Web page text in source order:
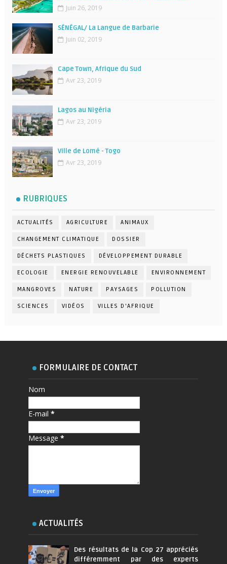
Juin 26, 2019
SÉNÉGAL/ La Langue de Barbarie
Juin 02, 2019
Cape Town, Afrique du Sud
Avr 23, 2019
Lagos au Nigéria
Avr 23, 2019
Ville de Lomé - Togo
Avr 23, 2019
RUBRIQUES
ACTUALITÉS AGRICULTURE ANIMAUX
CHANGEMENT CLIMATIQUE DOSSIER
DÉCHETS PLASTIQUES DÉVELOPPEMENT DURABLE
ECOLOGIE ENERGIE RENOUVELABLE ENVIRONNEMENT
MANGROVES NATURE PAYSAGES POLLUTION
SCIENCES VIDÉOS VILLES D'AFRIQUE
FORMULAIRE DE CONTACT
Nom
E-mail*
Message*
ACTUALITÉS
Des résultats de la Cop 27 appréciés
différemment par des experts